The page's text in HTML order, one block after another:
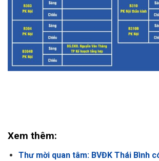
Xem thêm:
Thư mời quan tâm: BVĐK Thái Bình